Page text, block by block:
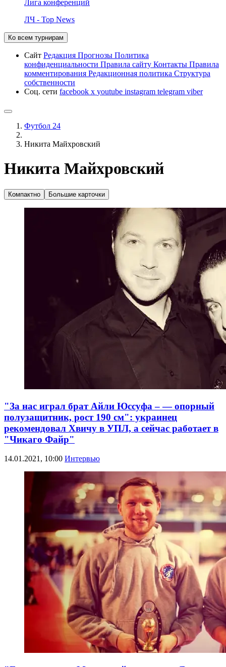
Лига конференций
ЛЧ - Top News
Ко всем турнирам
Сайт Редакция Прогнозы Политика
конфиденциальности Правила сайту Контакты Правила
комментирования Редакционная политика Структура
собственности
Соц. сети facebook x youtube instagram telegram viber
Футбол 24
Никита Майхровский
Никита Майхровский
Компактно Большие карточки
"За нас играл брат Айли Юссуфа – — опорный
полузащитник, рост 190 см": украинец
рекомендовал Хвичу в УПЛ, а сейчас работает в
"Чикаго Файр"
14.01.2021, 10:00 Интервью